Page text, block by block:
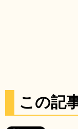
この記